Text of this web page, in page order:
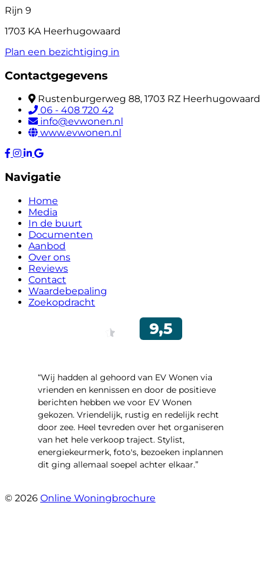
Rijn 9
1703 KA Heerhugowaard
Plan een bezichtiging in
Contactgegevens
Rustenburgerweg 88, 1703 RZ Heerhugowaard
06 - 408 720 42
info@evwonen.nl
www.evwonen.nl
Navigatie
Home
Media
In de buurt
Documenten
Aanbod
Over ons
Reviews
Contact
Waardebepaling
Zoekopdracht
“Wij hadden al gehoord van EV Wonen via
vrienden en kennissen en door de positieve
berichten hebben we voor EV Wonen
gekozen. Vriendelijk, rustig en redelijk recht
door zee. Heel tevreden over het organiseren
van het hele verkoop traject. Stylist,
energiekeurmerk, foto's, bezoeken inplannen
dit ging allemaal soepel achter elkaar.”
© 2026 Online Woningbrochure